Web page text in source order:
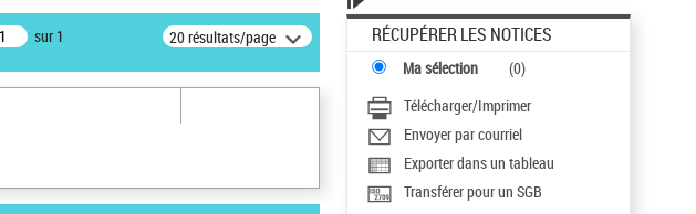
sur 1 20 résultats/page RÉCUPÉRER LES NOTICES
Ma sélection (0)
Télécharger/Imprimer
Envoyer par courriel
Exporter dans un tableau
Transférer pour un SGB